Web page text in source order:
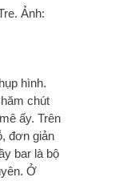
Ảnh:
hình.
chút
ấy. Trên
đơn giản
bar là bộ
Ở